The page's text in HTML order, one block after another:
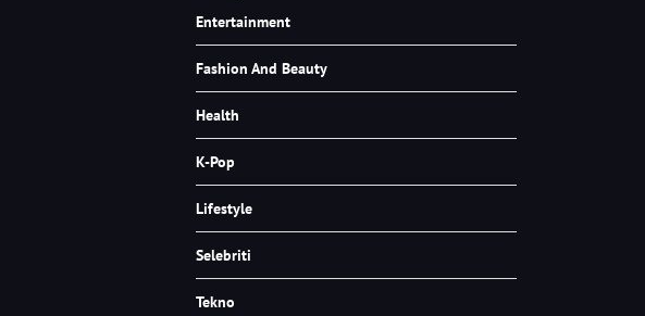
Entertainment
Fashion And Beauty
Health
K-Pop
Lifestyle
Selebriti
Tekno